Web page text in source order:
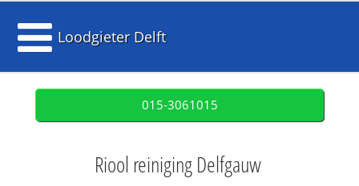
Loodgieter Delft
015-3061015
Riool reiniging Delfgauw